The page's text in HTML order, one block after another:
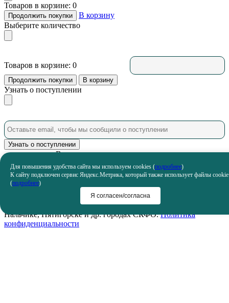
Для повышения удобства сайта мы используем cookies (подробнее)
К сайту подключен сервис Яндекс.Метрика, который также использует файлы cookie
(подробнее)
Я согласен/согласна
Товаров в корзине: 0
Продолжить покупки
В корзину
Выберите количество
Товаров в корзине: 0
Продолжить покупки В корзину
Узнать о поступлении
Узнать о поступлении
Ваша заявка успешно отправлена
Менеджер свяжется с вами в ближайшее время!
Политика конфиденциальности Согласие на обработку
данных Яндекс.Метрика Условия продажи Обработка данных
2009 - 2026 © ООО © «ФРОСТ» поставщик продуктов
питания в Ставрополе, Махачкале, Грозном, Владикавказе,
Нальчике, Пятигорске и др. городах СКФО.Политика
конфиденциальности